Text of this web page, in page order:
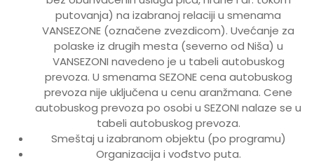
putovanja) na izabranoj relaciji u smenama
VANSEZONE (označene zvezdicom). Uvećanje za
polaske iz drugih mesta (severno od Niša) u
VANSEZONI navedeno je u tabeli autobuskog
prevoza. U smenama SEZONE cena autobuskog
prevoza nije uključena u cenu aranžmana. Cene
autobuskog prevoza po osobi u SEZONI nalaze se u
tabeli autobuskog prevoza.
Smeštaj u izabranom objektu (po programu)
Organizacija i vođstvo puta.